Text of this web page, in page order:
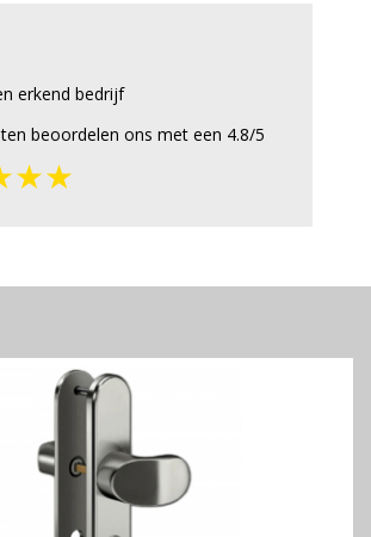
erkend bedrijf
beoordelen ons met een 4.8/5